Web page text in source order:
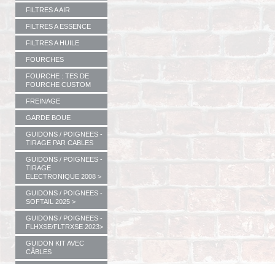
FILTRES A AIR
FILTRES A ESSENCE
FILTRES A HUILE
FOURCHES
FOURCHE : TES DE
FOURCHE CUSTOM
FREINAGE
GARDE BOUE
GUIDONS / POIGNEES -
TIRAGE PAR CABLES
GUIDONS / POIGNEES -
TIRAGE
ELECTRONIQUE 2008 >
GUIDONS / POIGNEES -
SOFTAIL 2025 >
GUIDONS / POIGNEES -
FLHXSE/FLTRXSE 2023>
GUIDON KIT AVEC
CÂBLES